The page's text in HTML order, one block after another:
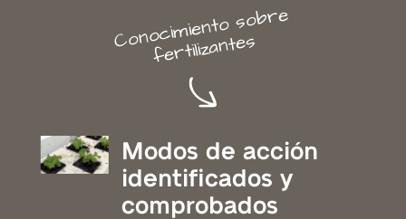
Cono
ci
miento sobre
fertilizantes
Modos de acción
identificados y
comprobados